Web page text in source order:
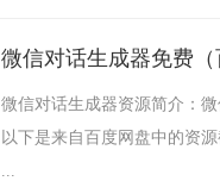
微信对话生成器免费（
微信对话生成器资源简介：
以下是来自百度网盘中的资
...